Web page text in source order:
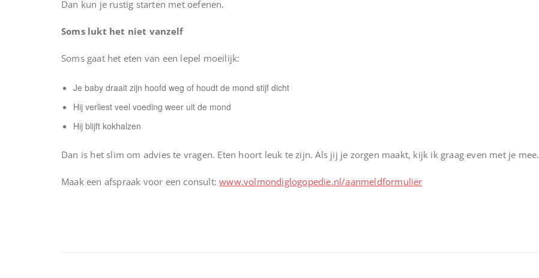
Dan kun je rustig starten met oefenen.
Soms lukt het niet vanzelf
Soms gaat het eten van een lepel moeilijk:
Je baby draait zijn hoofd weg of houdt de mond stijf dicht
Hij verliest veel voeding weer uit de mond
Hij blijft kokhalzen
Dan is het slim om advies te vragen. Eten hoort leuk te zijn. Als jij je zorgen maakt, kijk ik graag even met je mee.
Maak een afspraak voor een consult:www.volmondiglogopedie.nl/aanmeldformulier